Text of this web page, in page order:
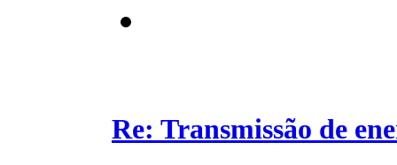
Re: Transmissão de